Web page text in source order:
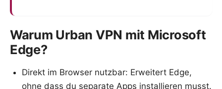
Warum Urban VPN mit Microsoft
Edge?
Direkt im Browser nutzbar: Erweitert Edge,
ohne dass du separate Apps installieren musst.